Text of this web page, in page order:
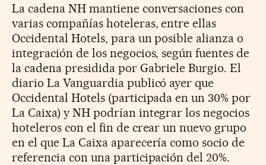
La cadena NH mantiene conversaciones con
varias compañías hoteleras, entre ellas
Occidental Hotels, para un posible alianza o
integración de los negocios, según fuentes de
la cadena presidida por Gabriele Burgio. El
diario La Vanguardia publicó ayer que
Occidental Hotels (participada en un 30% por
La Caixa) y NH podrían integrar los negocios
hoteleros con el fin de crear un nuevo grupo
en el que La Caixa aparecería como socio de
referencia con una participación del 20%.